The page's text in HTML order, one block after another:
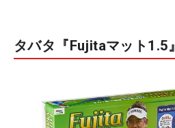
タバタ『Fujitaマット1.5』